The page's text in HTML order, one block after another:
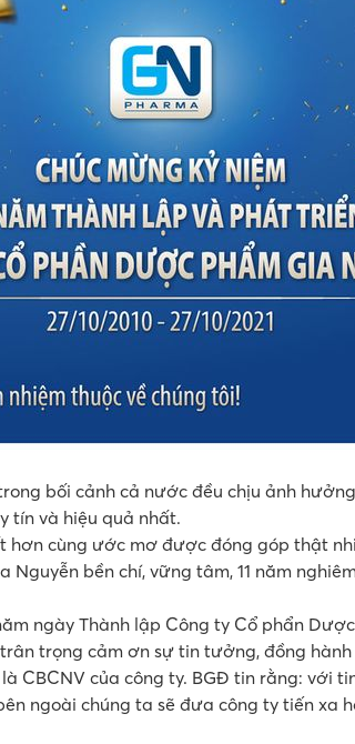
bối cảnh cả nước đều chịu ảnh
tín và hiệu quả nhất.
cùng ước mơ được đóng góp thật
Nguyễn bền chí, vững tâm, 11 năm
ngày Thành lập Công ty Cổ phẩn
trọng cảm ơn sự tin tưởng, đồng
CBCNV của công ty. BGĐ tin rằng: với
ngoài chúng ta sẽ đưa công ty tiến xa